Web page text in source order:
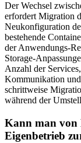
Der Wechsel
erfordert Migration
Neukonfiguration
bestehende
der Anwendungs-
Storage-
Anzahl der
Kommunikation
schrittweise
während der
Kann man von
Eigenbetrieb